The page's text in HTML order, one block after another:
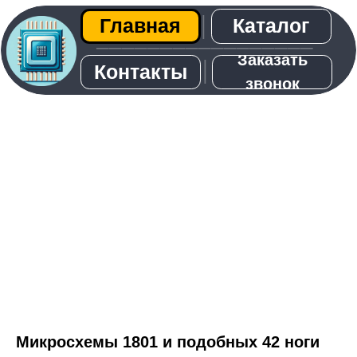
Главная Каталог
Контакты
─────────────────
│
Заказать
звонок
│
Микросхемы 1801 и подобных 42 ноги